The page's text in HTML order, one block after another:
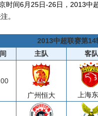
间6月25日-26日，2013中
。
2013中超联赛第
主队 客队
广州恒大
上海